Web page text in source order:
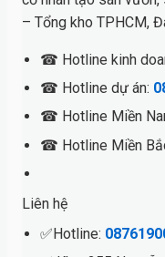
– Tổng kho TPHCM,
☎ Hotline kinh
☎ Hotline dự án:
☎ Hotline Miền
☎ Hotline Miền
Liên hệ
✅Hotline: